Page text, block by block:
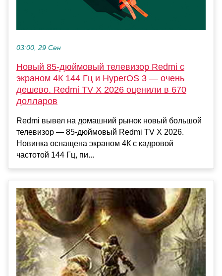
03:00, 29 Сен
Новый 85-дюймовый телевизор Redmi с
экраном 4К 144 Гц и HyperOS 3 — очень
дешево. Redmi TV X 2026 оценили в 670
долларов
Redmi вывел на домашний рынок новый большой
телевизор — 85-дюймовый Redmi TV X 2026.
Новинка оснащена экраном 4К с кадровой
частотой 144 Гц, пи...